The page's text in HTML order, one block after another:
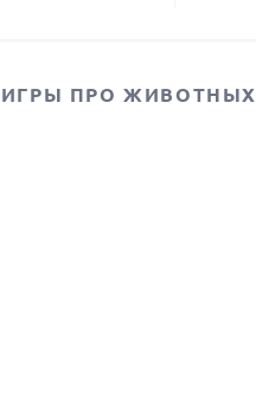
ИГРЫ ПРО ЖИВОТНЫХ